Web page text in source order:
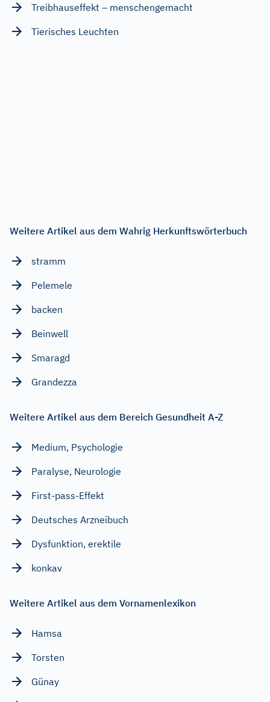
Treibhauseffekt – menschengemacht
Tierisches Leuchten
Weitere Artikel aus dem Wahrig Herkunftswörterbuch
stramm
Pelemele
backen
Beinwell
Smaragd
Grandezza
Weitere Artikel aus dem Bereich Gesundheit A-Z
Medium, Psychologie
Paralyse, Neurologie
First-pass-Effekt
Deutsches Arzneibuch
Dysfunktion, erektile
konkav
Weitere Artikel aus dem Vornamenlexikon
Hamsa
Torsten
Günay